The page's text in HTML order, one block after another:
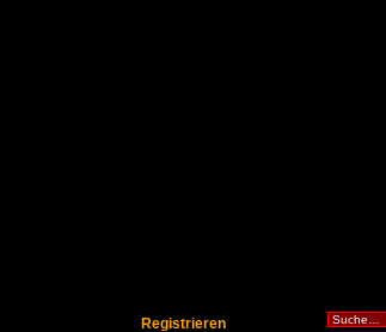
Registrieren